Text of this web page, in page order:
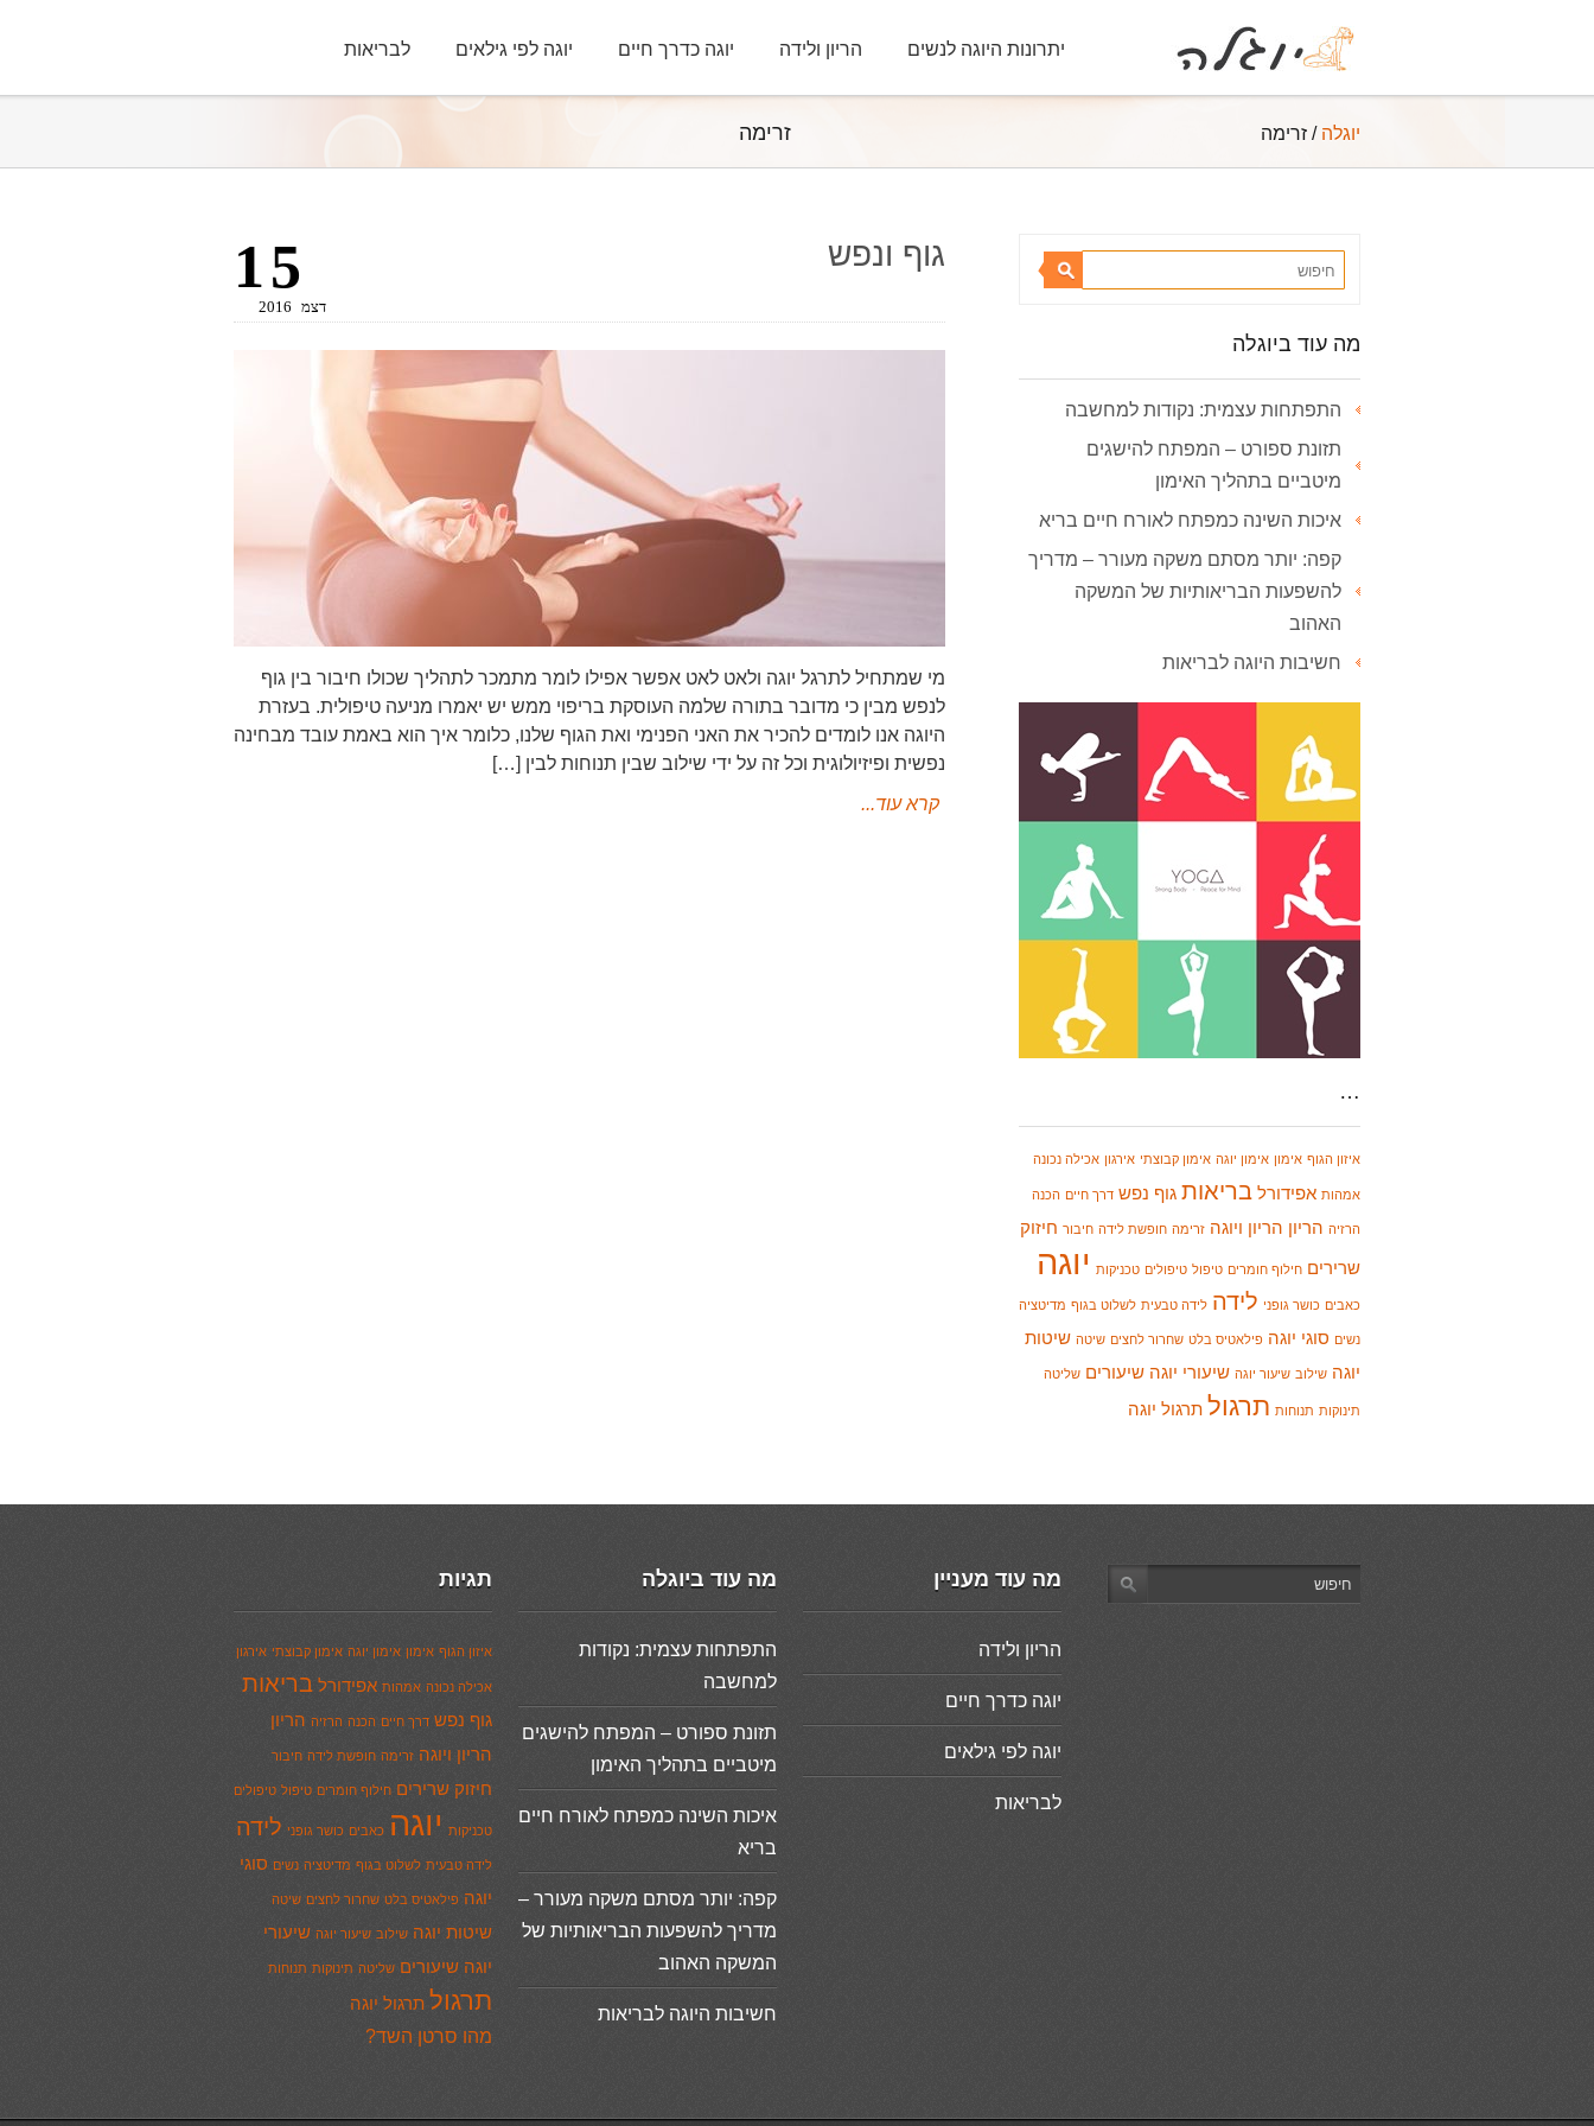
יתרונות היוגה לנשים הריון ולידה יוגה כדרך חיים יוגה לפי גילאים לבריאות
זרימה יוגלה / זרימה
גוף ונפש 15
דצמ 2016
מי שמתחיל לתרגל יוגה ולאט לאט אפשר אפילו לומר מתמכר לתהליך שכולו חיבור בין גוף
לנפש מבין כי מדובר בתורה שלמה העוסקת בריפוי ממש יש יאמרו מניעה טיפולית. בעזרת
היוגה אנו לומדים להכיר את האני הפנימי ואת הגוף שלנו, כלומר איך הוא באמת עובד מבחינה
נפשית ופיזיולוגית וכל זה על ידי שילוב שבין תנוחות לבין […]
קרא עוד...
מה עוד ביוגלה
התפתחות עצמית: נקודות למחשבה
תזונת ספורט – המפתח להישגים
מיטביים בתהליך האימון
איכות השינה כמפתח לאורח חיים בריא
קפה: יותר מסתם משקה מעורר – מדריך
להשפעות הבריאותיות של המשקה
האהוב
חשיבות היוגה לבריאות
…
איזון הגוף אימון אימון יוגה אימון קבוצתי אירגון אכילה נכונה
אמהות אפידורל בריאות גוף נפש דרך חיים הכנה
הרזיה הריון הריון ויוגה זרימה חופשת לידה חיבור חיזוק
שרירים חילוף חומרים טיפול טיפולים טכניקות יוגה
כאבים כושר גופני לידה לידה טבעית לשלוט בגוף מדיטציה
נשים סוגי יוגה פילאטיס בלט שחרור לחצים שיטה שיטות
יוגה שילוב שיעור יוגה שיעורי יוגה שיעורים שליטה
תינוקות תנוחות תרגול תרגול יוגה
תגיות
איזון הגוף אימון אימון יוגה אימון קבוצתי אירגון
אכילה נכונה אמהות אפידורל בריאות
גוף נפש דרך חיים הכנה הרזיה הריון
הריון ויוגה זרימה חופשת לידה חיבור
חיזוק שרירים חילוף חומרים טיפול טיפולים
טכניקות יוגה כאבים כושר גופני לידה
לידה טבעית לשלוט בגוף מדיטציה נשים סוגי
יוגה פילאטיס בלט שחרור לחצים שיטה
שיטות יוגה שילוב שיעור יוגה שיעורי
יוגה שיעורים שליטה תינוקות תנוחות
תרגול תרגול יוגה
מהו סרטן השד?
מה עוד ביוגלה
התפתחות עצמית: נקודות
למחשבה
תזונת ספורט – המפתח להישגים
מיטביים בתהליך האימון
איכות השינה כמפתח לאורח חיים
בריא
קפה: יותר מסתם משקה מעורר –
מדריך להשפעות הבריאותיות של
המשקה האהוב
חשיבות היוגה לבריאות
מה עוד מעניין
הריון ולידה
יוגה כדרך חיים
יוגה לפי גילאים
לבריאות